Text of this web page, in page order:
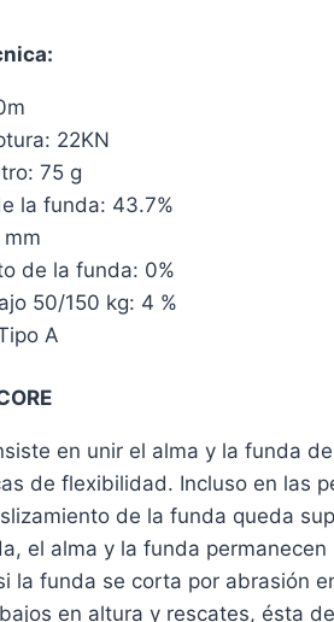
22KN
75 g
la funda: 43.7%
mm
de la funda: 0%
50/150 kg: 4 %
A
en unir el alma y la funda
de flexibilidad. Incluso en las
de la funda queda
el alma y la funda permanecen
la funda se corta por abrasión
en altura y rescates, ésta